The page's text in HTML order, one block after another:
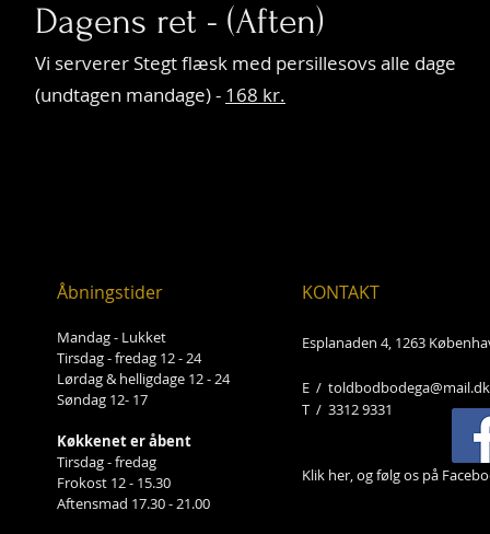
Dagens ret - (Aften)
Vi serverer Stegt flæsk med persillesovs alle dage
(undtagen mandage) - 168 kr.
Åbningstider
Mandag - Lukket
Tirsdag - fredag 12 - 24
Lørdag & helligdage 12 - 24
Søndag 12- 17
Køkkenet er åbent
Tirsdag - fredag
Frokost 12 - 15.30
Aftensmad 17.30 - 21.00
KONTAKT
Esplanaden 4, 1263
E / toldbodbodega@mail.dk
​T / 3312 9331
Klik her, og følg os på